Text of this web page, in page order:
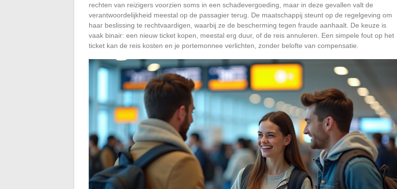
rechten van reizigers voorzien soms in een schadevergoeding, maar in deze gevallen valt de
verantwoordelijkheid meestal op de passagier terug. De maatschappij steunt op de regelgeving om
haar beslissing te rechtvaardigen, waarbij ze de bescherming tegen fraude aanhaalt. De keuze is
vaak binair: een nieuw ticket kopen, meestal erg duur, of de reis annuleren. Een simpele fout op het
ticket kan de reis kosten en je portemonnee verlichten, zonder belofte van compensatie.